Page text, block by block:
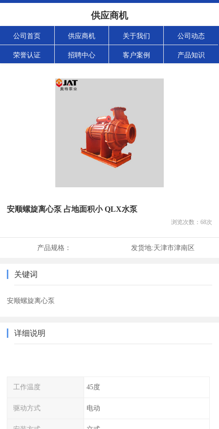
供应商机
公司首页 供应商机 关于我们 公司动态
荣誉认证 招聘中心 客户案例 产品知识
安顺螺旋离心泵 占地面积小 QLX水泵
浏览次数： 68次
产品规格： 发货地:天津市津南区
关键词
安顺螺旋离心泵
详细说明
工作温度 45度
驱动方式 电动